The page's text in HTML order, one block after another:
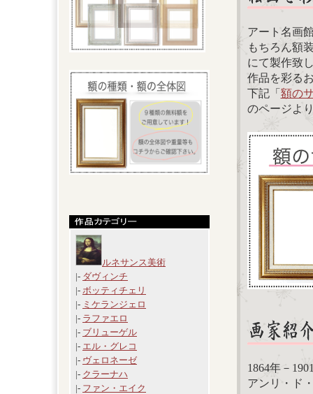
ルネサンス美術
|- ダヴィンチ
|- ボッティチェリ
|- ミケランジェロ
|- ラファエロ
|- ブリューゲル
|- エル・グレコ
|- ヴェロネーゼ
|- クラーナハ
|- ファン・エイク
アート名画
もちろん額
にて製作致
作品を彩る
下記「額の
のページよ
1864年－
アンリ・ド